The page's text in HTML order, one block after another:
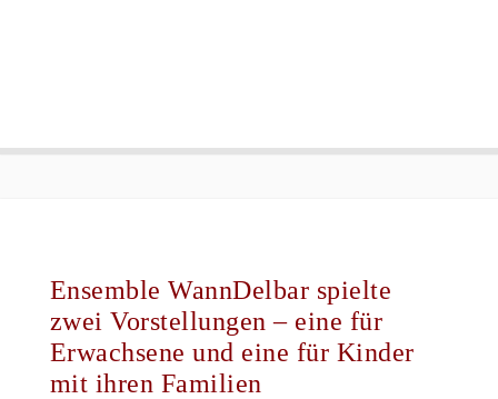
Ensemble WannDelbar spielte
zwei Vorstellungen – eine für
Erwachsene und eine für Kinder
mit ihren Familien